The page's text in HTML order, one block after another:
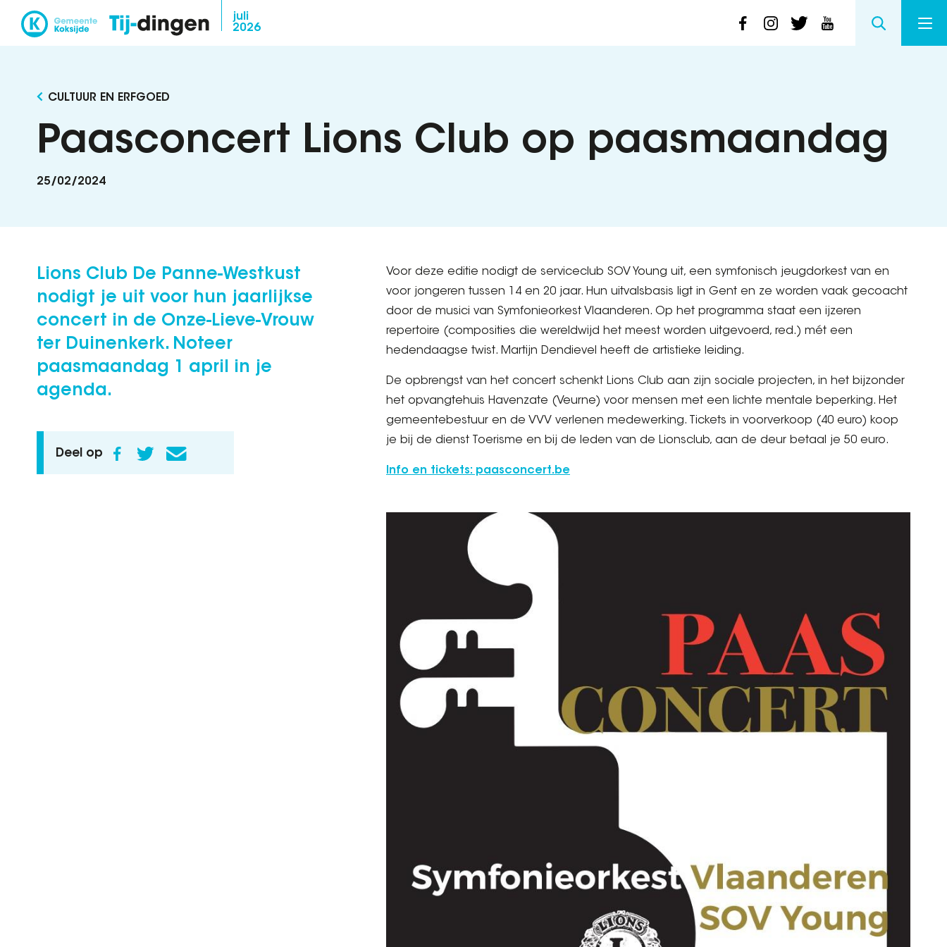
Overslaan
juli
2026
CULTUUR EN ERFGOED
Paasconcert Lions Club op paasmaandag
25/02/2024
Lions Club De Panne-Westkust
nodigt je uit voor hun jaarlijkse
concert in de Onze-Lieve-Vrouw
ter Duinenkerk. Noteer
paasmaandag 1 april in je
agenda.
Deel op
Voor deze editie nodigt de serviceclub SOV Young uit, een symfonisch jeugdorkest van en
voor jongeren tussen 14 en 20 jaar. Hun uitvalsbasis ligt in Gent en ze worden vaak gecoacht
door de musici van Symfonieorkest Vlaanderen. Op het programma staat een ijzeren
repertoire (composities die wereldwijd het meest worden uitgevoerd, red.) mét een
hedendaagse twist. Martijn Dendievel heeft de artistieke leiding.
De opbrengst van het concert schenkt Lions Club aan zijn sociale projecten, in het bijzonder
het opvangtehuis Havenzate (Veurne) voor mensen met een lichte mentale beperking. Het
gemeentebestuur en de VVV verlenen medewerking. Tickets in voorverkoop (40 euro) koop
je bij de dienst Toerisme en bij de leden van de Lionsclub, aan de deur betaal je 50 euro.
Info en tickets: paasconcert.be